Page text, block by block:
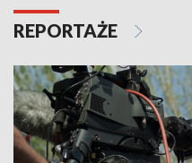
REPORTAŻE